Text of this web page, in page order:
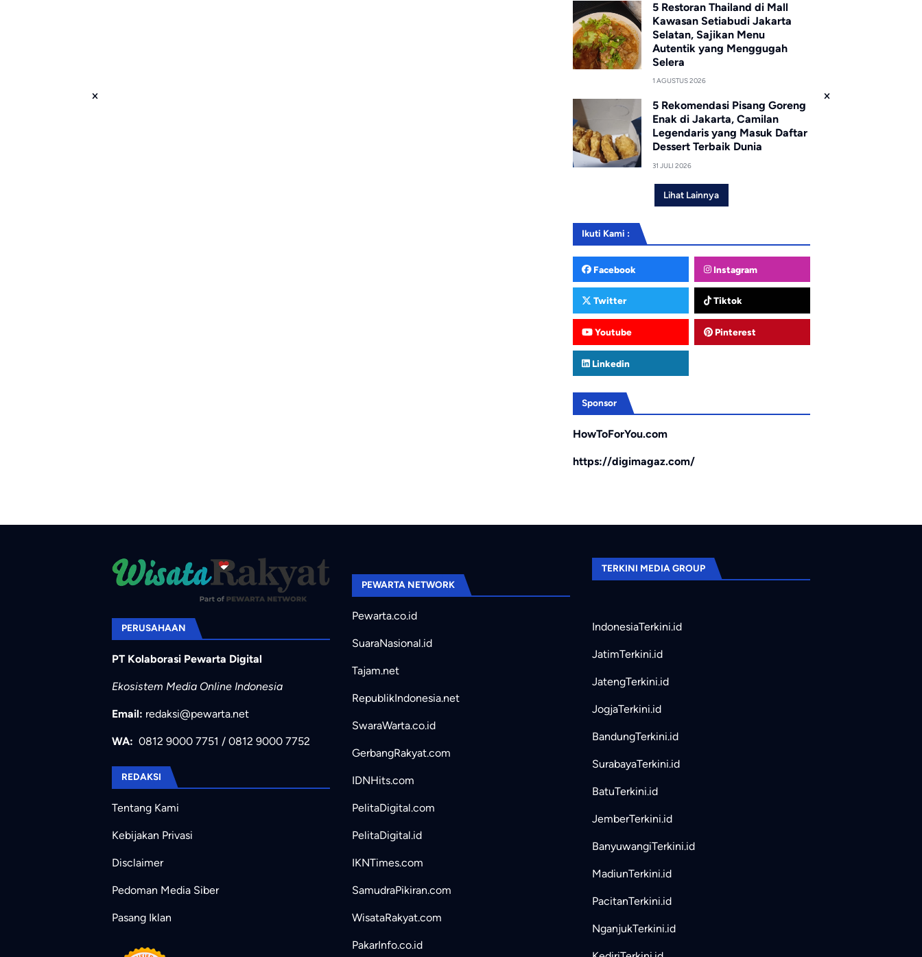
5 Restoran Thailand di Mall
Kawasan Setiabudi Jakarta
Selatan, Sajikan Menu
Autentik yang Menggugah
Selera
1 AGUSTUS 2026
5 Rekomendasi Pisang Goreng
Enak di Jakarta, Camilan
Legendaris yang Masuk Daftar
Dessert Terbaik Dunia
31 JULI 2026
Lihat Lainnya
Ikuti Kami :
Facebook Instagram
Twitter Tiktok
Youtube Pinterest
Linkedin
Sponsor
HowToForYou.com
https://digimagaz.com/
PERUSAHAAN
PT Kolaborasi Pewarta Digital
Ekosistem Media Online Indonesia
Email: redaksi@pewarta.net
WA: 0812 9000 7751 / 0812 9000 7752
REDAKSI
Tentang Kami
Kebijakan Privasi
Disclaimer
Pedoman Media Siber
Pasang Iklan
PEWARTA NETWORK
Pewarta.co.id
SuaraNasional.id
Tajam.net
RepublikIndonesia.net
SwaraWarta.co.id
GerbangRakyat.com
IDNHits.com
PelitaDigital.com
PelitaDigital.id
IKNTimes.com
SamudraPikiran.com
WisataRakyat.com
PakarInfo.co.id
TERKINI MEDIA GROUP
IndonesiaTerkini.id
JatimTerkini.id
JatengTerkini.id
JogjaTerkini.id
BandungTerkini.id
SurabayaTerkini.id
BatuTerkini.id
JemberTerkini.id
BanyuwangiTerkini.id
MadiunTerkini.id
PacitanTerkini.id
NganjukTerkini.id